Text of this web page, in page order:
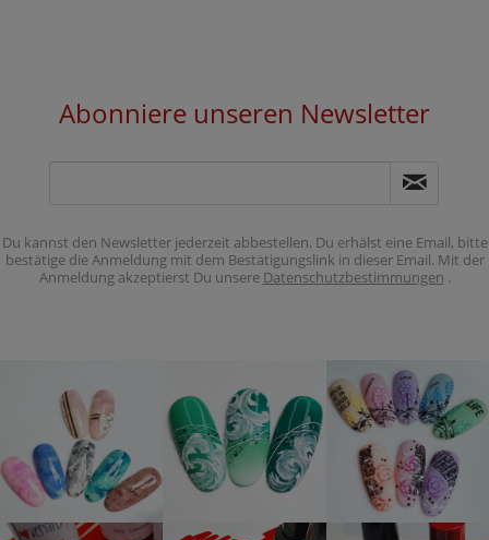
Abonniere unseren Newsletter
Du kannst den Newsletter jederzeit abbestellen. Du erhälst eine Email, bitte
bestätige die Anmeldung mit dem Bestätigungslink in dieser Email. Mit der
Anmeldung akzeptierst Du unsere Datenschutzbestimmungen .